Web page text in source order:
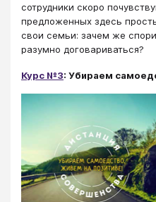
сотрудники скоро
предложенных здесь
свои семьи: зачем же
разумно договариваться?
Курс №3: Убираем